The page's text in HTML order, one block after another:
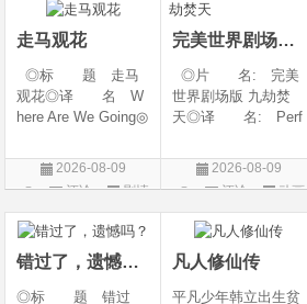
言: 韩语◎上
完美世界剧场版 九劫焚天
◎片 名: 完美
世界剧场版 九劫焚
天◎译 名: Perf
ne Calamities Burnin
g Heaven / Perfect
ribulations Incinerate
the H
2026-08-09
评论
动画
片
走马观花
◎标 题 走马
观花◎译 名 W
here Are We Going◎
产 地 中国大陆
◎类 别 剧情◎
话◎上映日期 2026
-06-12(中国大陆)◎
2026-08-09
评论
剧情
片
错过了，遗憾吗？
◎标 题 错过
凡人修仙传
平凡少年韩立出生贫